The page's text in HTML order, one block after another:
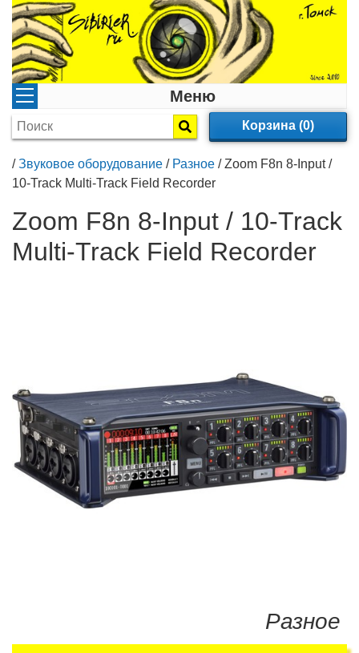
Меню
Корзина (0)
/Звуковое оборудование / Разное /Zoom F8n 8-Input /
10-Track Multi-Track Field Recorder
Zoom F8n 8-Input / 10-Track
Multi-Track Field Recorder
Разное